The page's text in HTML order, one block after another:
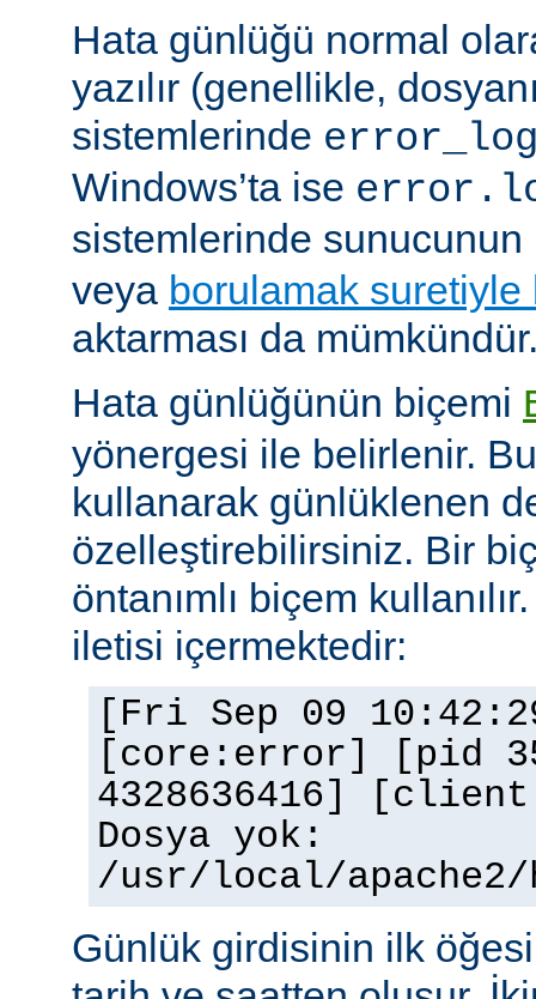
Hata günlüğü normal
yazılır (genellikle,
sistemlerinde
Windows’ta ise
sistemlerinde sunucunun
veya borulamak
aktarması da
Hata günlüğünün biçemi
yönergesi ile belirlenir.
kullanarak günlüklenen
özelleştirebilirsiniz. Bir
öntanımlı biçem
iletisi içermektedir:
[Fri Sep 09
[core:error] [pid
4328636416]
Dosya yok:
/usr/local/
Günlük girdisinin ilk öğesi